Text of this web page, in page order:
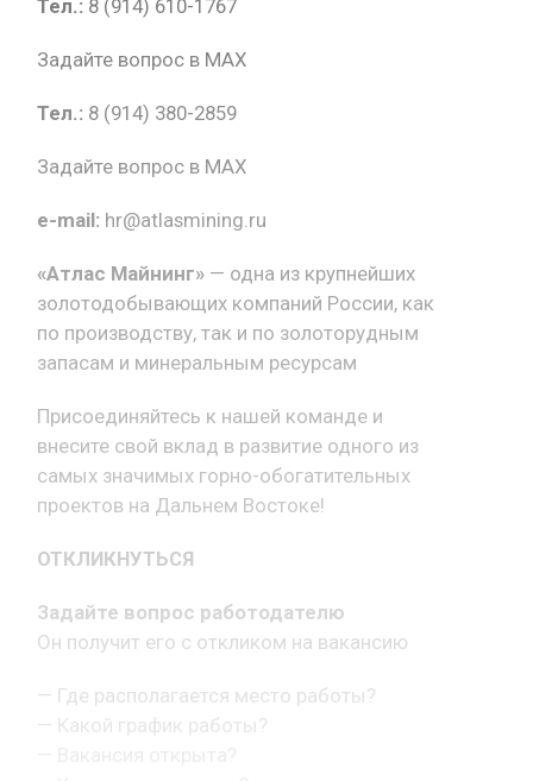
Тел.: 8 (914) 610-1767
Задайте вопрос в MAX
Тел.: 8 (914) 380-2859
Задайте вопрос в MAX
e-mail: hr@atlasmining.ru
«Атлас Майнинг» — одна из крупнейших
золотодобывающих компаний России, как
по производству, так и по золоторудным
запасам и минеральным ресурсам
Присоединяйтесь к нашей команде и
внесите свой вклад в развитие одного из
самых значимых горно-обогатительных
проектов на Дальнем Востоке!
ОТКЛИКНУТЬСЯ
Задайте вопрос работодателю
Он получит его с откликом на вакансию
— Где располагается место работы?
— Какой график работы?